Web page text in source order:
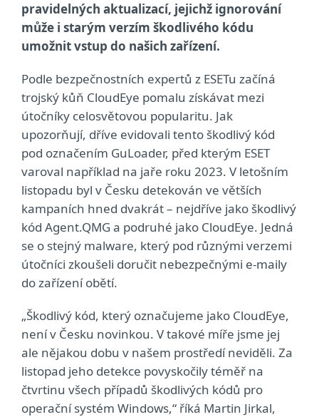
pravidelných aktualizací, jejichž ignorování
může i starým verzím škodlivého kódu
umožnit vstup do našich zařízení.
Podle bezpečnostních expertů z ESETu začíná
trojský kůň CloudEye pomalu získávat mezi
útočníky celosvětovou popularitu. Jak
upozorňují, dříve evidovali tento škodlivý kód
pod označením GuLoader, před kterým ESET
varoval například na jaře roku 2023. V letošním
listopadu byl v Česku detekován ve větších
kampaních hned dvakrát – nejdříve jako škodlivý
kód Agent.QMG a podruhé jako CloudEye. Jedná
se o stejný malware, který pod různými verzemi
útočníci zkoušeli doručit nebezpečnými e-maily
do zařízení obětí.
„Škodlivý kód, který označujeme jako CloudEye,
není v Česku novinkou. V takové míře jsme jej
ale nějakou dobu v našem prostředí neviděli. Za
listopad jeho detekce povyskočily téměř na
čtvrtinu všech případů škodlivých kódů pro
operační systém Windows,“ říká Martin Jirkal,